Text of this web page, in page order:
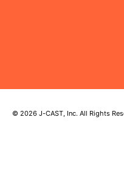
© 2026 J-CAST, Inc. All Rights